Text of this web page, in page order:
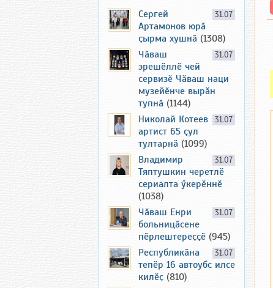
31.07
Сергей
Артамонов юрӑ
ҫырма хушнӑ (1308)
31.07
Чӑваш
эрешӗллӗ чей
сервизӗ Чӑваш наци
музейӗнче вырӑн
тупнӑ (1144)
31.07
Николай Котеев
артист 65 ҫул
тултарнӑ (1099)
31.07
Владимир
Тяптушкин черетлӗ
сериалта ӳкерӗннӗ
(1038)
31.07
Чӑваш Енри
больницӑсене
пӗрлештереҫҫӗ (945)
31.07
Республикӑна
тепӗр 16 автоубс илсе
килӗҫ (810)